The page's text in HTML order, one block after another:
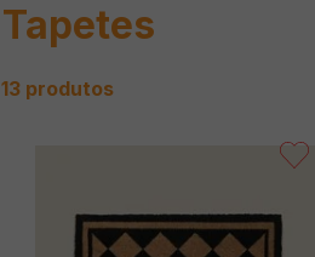
2º Leite
4º Queijo
Tapetes
13 produtos